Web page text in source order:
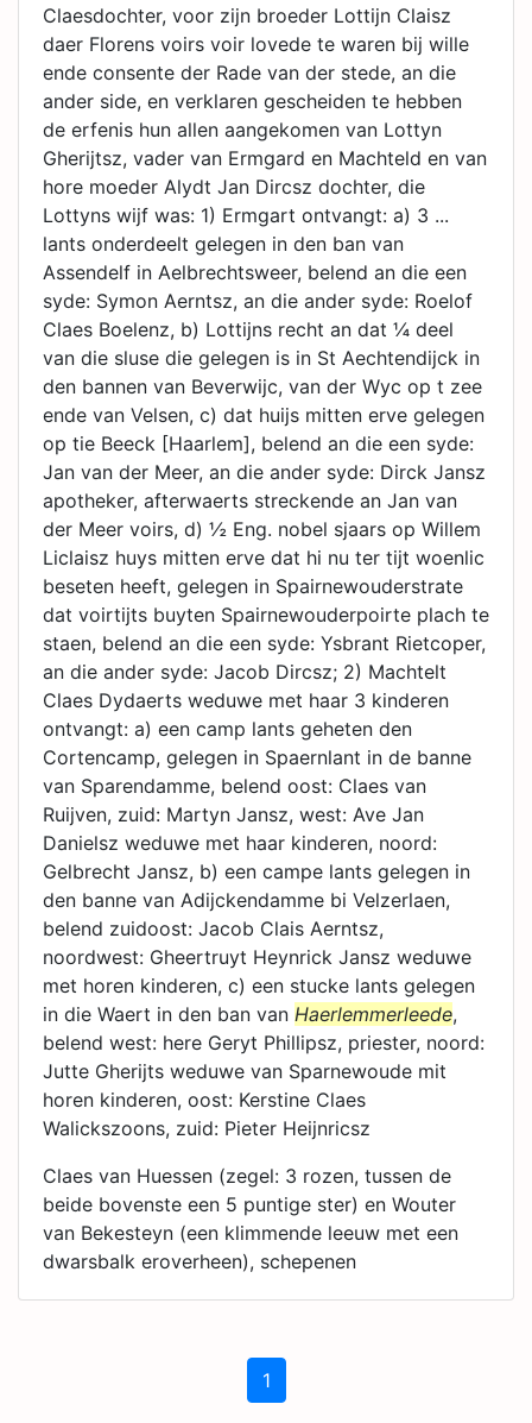
Claesdochter, voor zijn broeder Lottijn Claisz
daer Florens voirs voir lovede te waren bij wille
ende consente der Rade van der stede, an die
ander side, en verklaren gescheiden te hebben
de erfenis hun allen aangekomen van Lottyn
Gherijtsz, vader van Ermgard en Machteld en van
hore moeder Alydt Jan Dircsz dochter, die
Lottyns wijf was: 1) Ermgart ontvangt: a) 3 ...
lants onderdeelt gelegen in den ban van
Assendelf in Aelbrechtsweer, belend an die een
syde: Symon Aerntsz, an die ander syde: Roelof
Claes Boelenz, b) Lottijns recht an dat ¼ deel
van die sluse die gelegen is in St Aechtendijck in
den bannen van Beverwijc, van der Wyc op t zee
ende van Velsen, c) dat huijs mitten erve gelegen
op tie Beeck [Haarlem], belend an die een syde:
Jan van der Meer, an die ander syde: Dirck Jansz
apotheker, afterwaerts streckende an Jan van
der Meer voirs, d) ½ Eng. nobel sjaars op Willem
Liclaisz huys mitten erve dat hi nu ter tijt woenlic
beseten heeft, gelegen in Spairnewouderstrate
dat voirtijts buyten Spairnewouderpoirte plach te
staen, belend an die een syde: Ysbrant Rietcoper,
an die ander syde: Jacob Dircsz; 2) Machtelt
Claes Dydaerts weduwe met haar 3 kinderen
ontvangt: a) een camp lants geheten den
Cortencamp, gelegen in Spaernlant in de banne
van Sparendamme, belend oost: Claes van
Ruijven, zuid: Martyn Jansz, west: Ave Jan
Danielsz weduwe met haar kinderen, noord:
Gelbrecht Jansz, b) een campe lants gelegen in
den banne van Adijckendamme bi Velzerlaen,
belend zuidoost: Jacob Clais Aerntsz,
noordwest: Gheertruyt Heynrick Jansz weduwe
met horen kinderen, c) een stucke lants gelegen
in die Waert in den ban van Haerlemmerleede,
belend west: here Geryt Phillipsz, priester, noord:
Jutte Gherijts weduwe van Sparnewoude mit
horen kinderen, oost: Kerstine Claes
Walickszoons, zuid: Pieter Heijnricsz
Claes van Huessen (zegel: 3 rozen, tussen de
beide bovenste een 5 puntige ster) en Wouter
van Bekesteyn (een klimmende leeuw met een
dwarsbalk eroverheen), schepenen
1